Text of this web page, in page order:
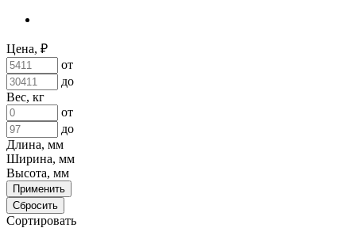
Цена, ₽
от
до
Вес, кг
от
до
Длина, мм
Ширина, мм
Высота, мм
Применить
Сбросить
Сортировать